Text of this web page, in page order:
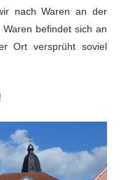
nach Waren an der
befindet sich an
Ort versprüht soviel